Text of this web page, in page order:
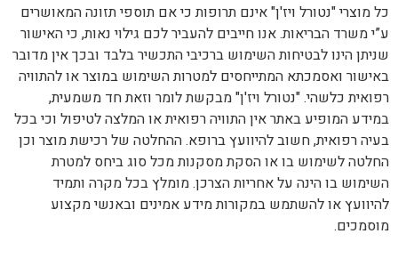
כל מוצרי "נטורל ויז'ן" אינם תרופות כי אם תוספי תזונה המאושרים
ע”י משרד הבריאות. אנו חייבים להעביר לכם גילוי נאות, כי האישור
שניתן הינו לבטיחות השימוש ברכיבי התכשיר בלבד ובכך אין מדובר
באישור ואסמכתא המתייחסים למטרות השימוש במוצר או להתוויה
רפואית כלשהי. "נטורל ויז'ן" מבקשת לומר וזאת חד משמעית,
במידע המופיע באתר אין התוויה רפואית או המלצה לטיפול וכי בכל
בעיה רפואית, חשוב להיוועץ ברופא. ההחלטה של רכישת מוצר וכן
החלטה לשימוש בו או הסקת מסקנות מכל סוג ביחס למטרת
השימוש בו הינה על אחריות הצרכן. מומלץ בכל מקרה ותמיד
להיוועץ או להשתמש במקורות מידע אמינים ובאנשי מקצוע
מוסמכים.